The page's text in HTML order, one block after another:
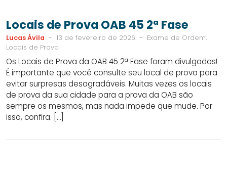
Locais de Prova OAB 45 2ª Fase
Lucas Ávila - 13 de fevereiro de 2026 - Exame de Ordem,
Locais de Prova
Os Locais de Prova da OAB 45 2ª Fase foram divulgados!
É importante que você consulte seu local de prova para
evitar surpresas desagradáveis. Muitas vezes os locais
de prova da sua cidade para a prova da OAB são
sempre os mesmos, mas nada impede que mude. Por
isso, confira. […]